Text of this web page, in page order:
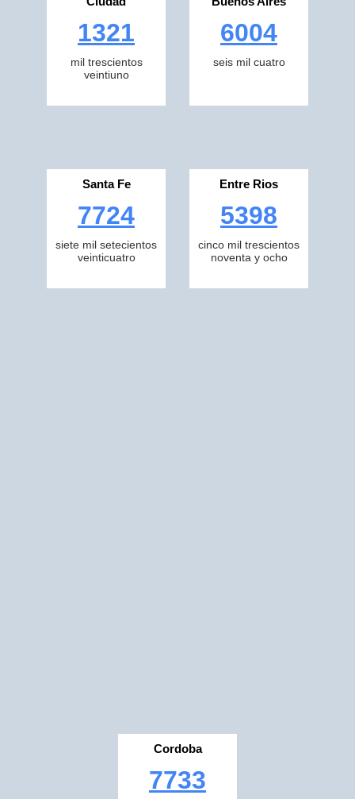
1321
mil trescientos
veintiuno
6004
seis mil cuatro
Santa Fe
7724
siete mil setecientos
veinticuatro
Entre Rios
5398
cinco mil trescientos
noventa y ocho
Cordoba
7733